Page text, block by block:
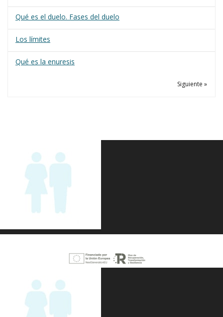
Qué es el duelo. Fases del duelo
Los límites
Qué es la enuresis
Siguiente »